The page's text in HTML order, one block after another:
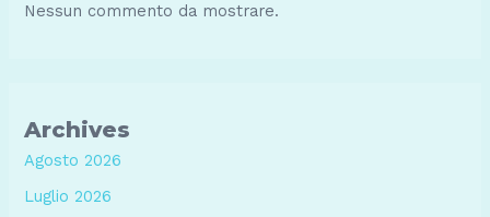
Nessun commento da mostrare.
Archives
Agosto 2026
Luglio 2026